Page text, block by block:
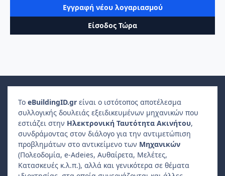
Εγγραφή νέου λογαριασμού
Είσοδος Τώρα
Το eBuildingID.gr είναι ο ιστότοπος αποτέλεσμα
συλλογικής δουλειάς εξειδικευμένων μηχανικών που
εστιάζει στην Ηλεκτρονική Ταυτότητα Ακινήτου,
συνδράμοντας στον διάλογο για την αντιμετώπιση
προβλημάτων στο αντικείμενο των Μηχανικών
(Πολεοδομία, e-Adeies, Αυθαίρετα, Μελέτες,
Κατασκευές κ.λ.π.), αλλά και γενικότερα σε θέματα